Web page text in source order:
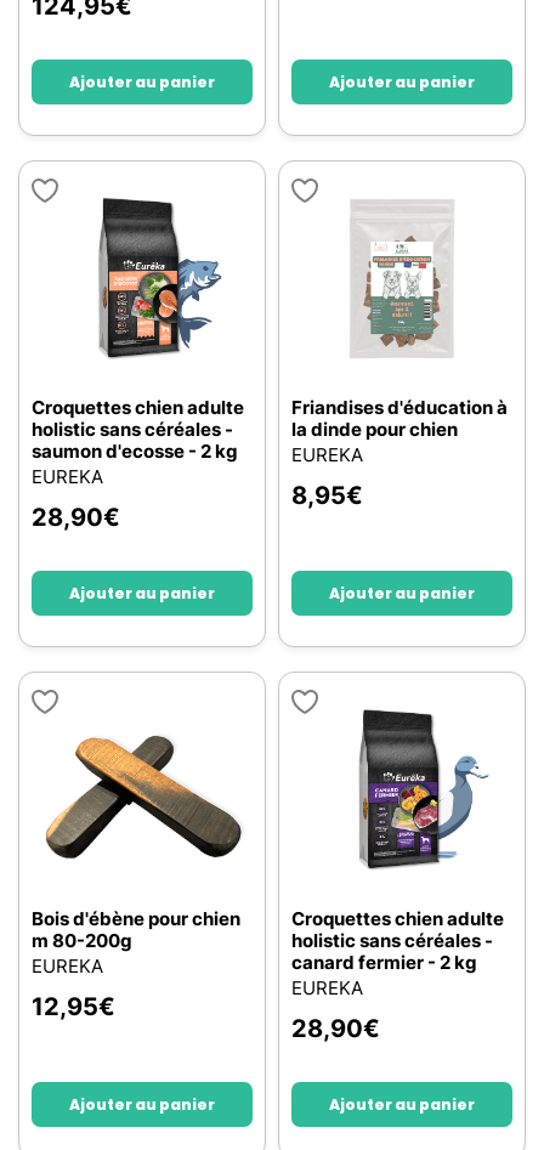
Ajouter au panier Ajouter au panier
Croquettes chien adulte
holistic sans céréales -
saumon d'ecosse - 2 kg
EUREKA
28,90€
Ajouter au panier
Friandises d'éducation à
la dinde pour chien
EUREKA
8,95€
Ajouter au panier
Bois d'ébène pour chien
m 80-200g
EUREKA
12,95€
Ajouter au panier
Croquettes chien adulte
holistic sans céréales -
canard fermier - 2 kg
EUREKA
28,90€
Ajouter au panier